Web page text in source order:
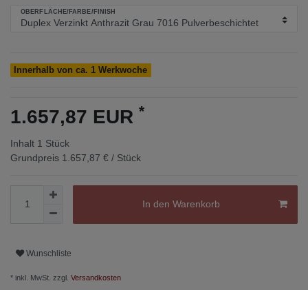
OBERFLÄCHE/FARBE/FINISH
Innerhalb von ca. 1 Werkwoche
1.657,87 EUR *
Inhalt 1 Stück
Grundpreis 1.657,87 € / Stück
In den Warenkorb
Wunschliste
* inkl. MwSt. zzgl. Versandkosten